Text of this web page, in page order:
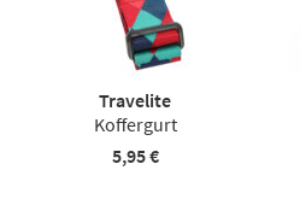
Travelite
Koffergurt
5,95 €